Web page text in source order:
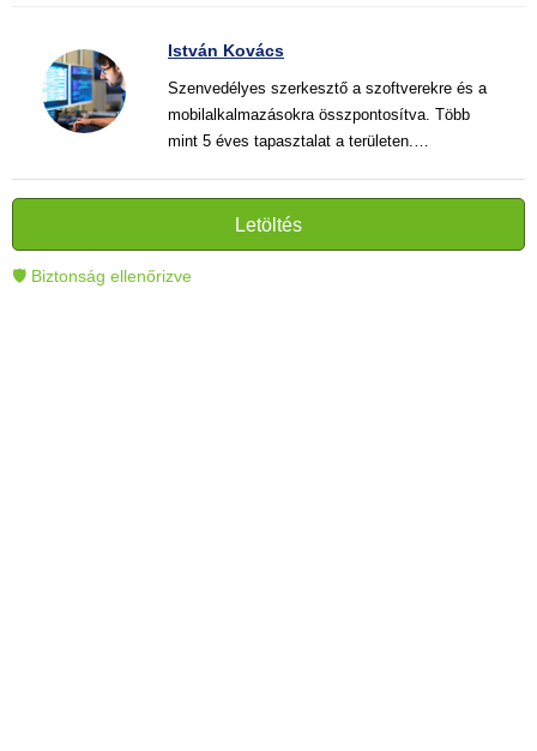
István Kovács
Szenvedélyes szerkesztő a szoftverekre és a
mobilalkalmazásokra összpontosítva. Több
mint 5 éves tapasztalat a területen.
és informatív szövegek alkotója, amelyek
segítik az olvasókat a modern technológia jobb
megértésében és használatában.
Letöltés
🛡 Biztonság ellenőrizve